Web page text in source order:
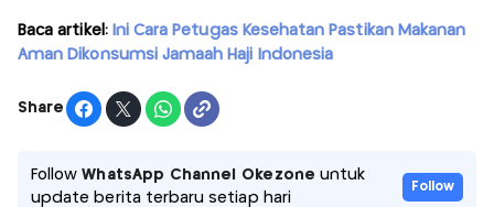
Baca artikel: Ini Cara Petugas Kesehatan Pastikan Makanan
Aman Dikonsumsi Jamaah Haji Indonesia
Share
FollowWhatsApp Channel Okezone untuk
update berita terbaru setiap hari
Follow